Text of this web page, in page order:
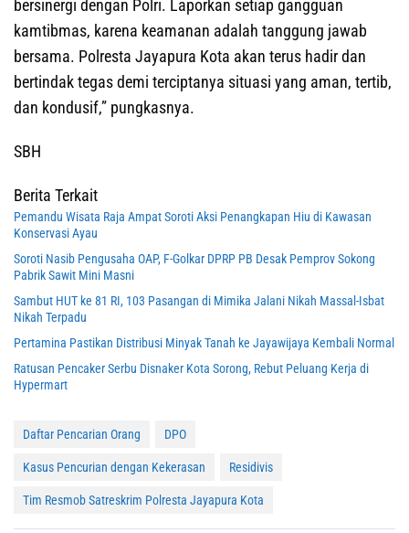
bersinergi dengan Polri. Laporkan setiap gangguan
kamtibmas, karena keamanan adalah tanggung jawab
bersama. Polresta Jayapura Kota akan terus hadir dan
bertindak tegas demi terciptanya situasi yang aman, tertib,
dan kondusif,” pungkasnya.
SBH
Berita Terkait
Pemandu Wisata Raja Ampat Soroti Aksi Penangkapan Hiu di Kawasan
Konservasi Ayau
Soroti Nasib Pengusaha OAP, F-Golkar DPRP PB Desak Pemprov Sokong
Pabrik Sawit Mini Masni
Sambut HUT ke 81 RI, 103 Pasangan di Mimika Jalani Nikah Massal-Isbat
Nikah Terpadu
Pertamina Pastikan Distribusi Minyak Tanah ke Jayawijaya Kembali Normal
Ratusan Pencaker Serbu Disnaker Kota Sorong, Rebut Peluang Kerja di
Hypermart
Daftar Pencarian Orang DPO
Kasus Pencurian dengan Kekerasan Residivis
Tim Resmob Satreskrim Polresta Jayapura Kota